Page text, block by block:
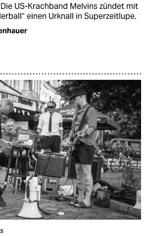
US-Krachband Melvins zündet mit
einen Urknall in Superzeitlupe.